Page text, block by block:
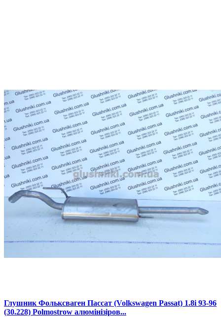
Глушник Фольксваген Пассат (Volkswagen Passat) 1.8i 93-96
(30.228) Polmostrow алюмінізіров...